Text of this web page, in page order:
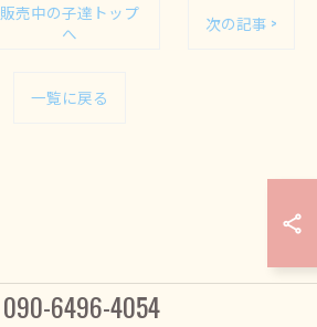
販売中の子達トップ
へ
次の記事 >
一覧に戻る
090-6496-4054